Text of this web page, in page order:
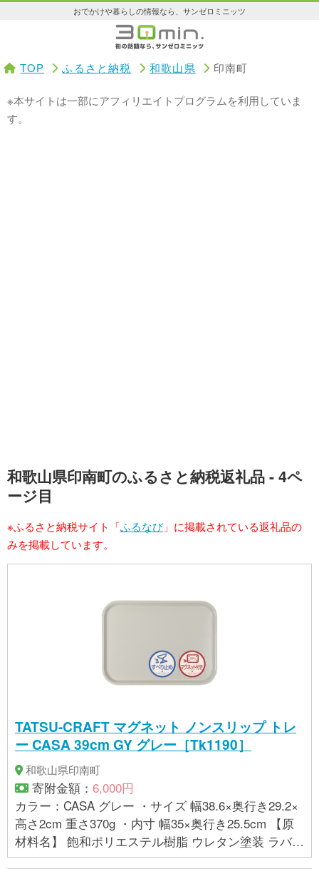
おでかけや暮らしの情報なら、サンゼロミニッツ
TOP ふるさと納税 和歌山県 印南町
※本サイトは一部にアフィリエイトプログラムを利用していま
す。
和歌山県印南町のふるさと納税返礼品 - 4ペ
ージ目
※ふるさと納税サイト「ふるなび」に掲載されている返礼品の
みを掲載しています。
TATSU-CRAFT マグネット ノンスリップ トレ
ー CASA 39cm GY グレー［Tk1190］
和歌山県印南町
寄附金額： 6,000円
カラー：CASA グレー ・サイズ 幅38.6×奥行き29.2×
高さ2cm 重さ370g ・内寸 幅35×奥行き25.5cm 【原
材料名】 飽和ポリエステル樹脂 ウレタン塗装 ラバー
マグネット 【お取り扱いに関する注意事項】 ・金属